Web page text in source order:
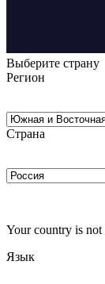
Выберите страну
Регион
Страна
Your country is not
Язык